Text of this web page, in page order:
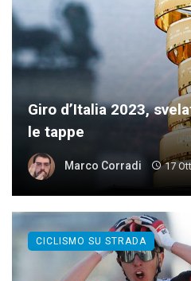
Giro d’Italia 2023,
le tappe
Marco Corradi 17
CICLISMO SU STRADA